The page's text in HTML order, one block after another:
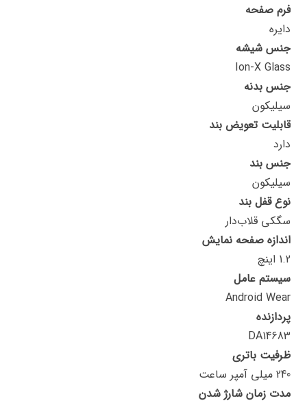
فرم صفحه
دایره
جنس شیشه
Ion-X Glass
جنس بدنه
سیلیکون
قابلیت تعویض بند
دارد
جنس بند
سیلیکون
نوع قفل بند
سگکی قلاب‌دار
اندازه صفحه نمایش
1.2 اینچ
سیستم عامل
Android Wear
پردازنده
DA14683
ظرفیت باتری
240 میلی آمپر ساعت
مدت زمان شارژ شدن